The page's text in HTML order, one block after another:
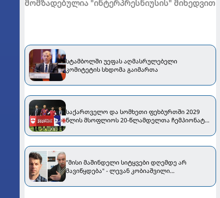
მომზადებულია "ინტერპრესნიუსის" მიხედვით
სტამბოლში უეფას აღმასრულებელი
კომიტეტის სხდომა გაიმართა
საქართველო და სომხეთი ფეხბურთში 2029
წლის მსოფლიოს 20-წლამდელთა ჩემპიონატს
"მისი მაშინდელი სიტყვები დღემდე არ
მავიწყდება" - ლევან კობიაშვილი